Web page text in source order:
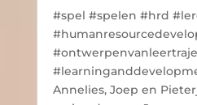
#spel #spelen #hrd
Annelies, Joep en